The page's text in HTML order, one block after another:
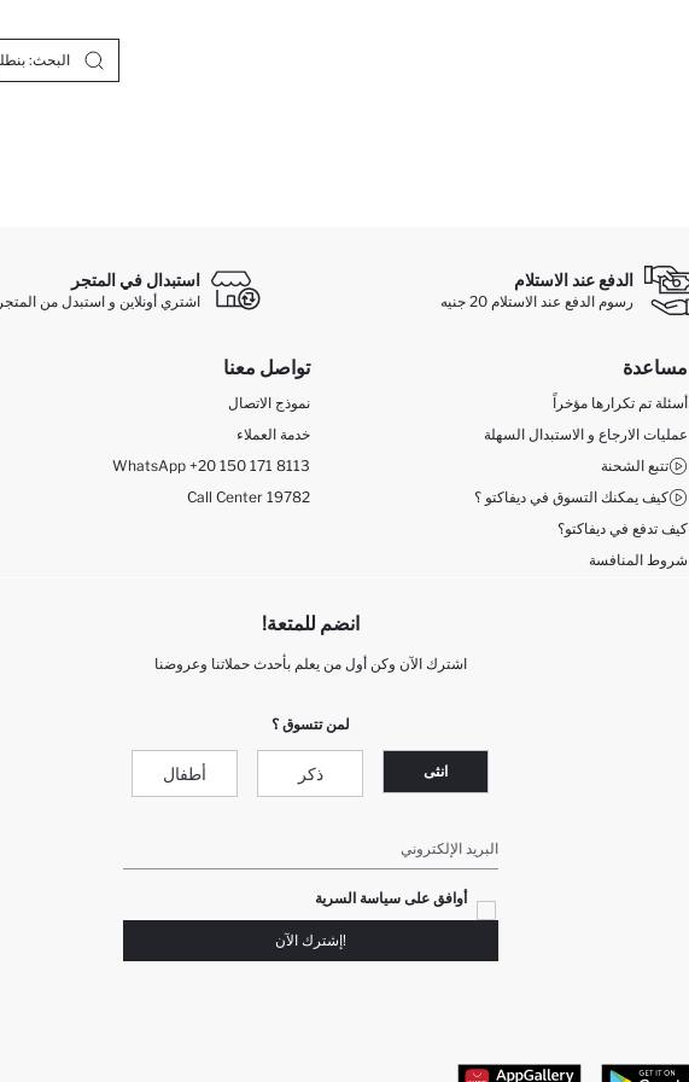
الدفع عند الاستلام
رسوم الدفع عند الاستلام 20 جنيه
استبدال في المتجر
اشتري أونلاين و استبدل من المتجر
مساعدة
أسئلة تم تكرارها مؤخراً
عمليات الارجاع و الاستبدال السهلة
تتبع الشحنة
كيف يمكنك التسوق في ديفاكتو ؟
كيف تدفع في ديفاكتو؟
شروط المنافسة
تواصل معنا
نموذج الاتصال
خدمة العملاء
WhatsApp +20 150 171 8113
Call Center 19782
انضم للمتعة!
اشترك الآن وكن أول من يعلم بأحدث حملاتنا وعروضنا
لمن تتسوق ؟
انثى ذكر أطفال
البريد الإلكتروني
أوافق على سياسة السرية
!إشترك الآن